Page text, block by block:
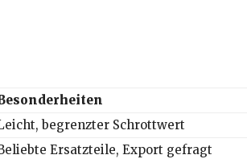
begrenzter Schrottwert
Ersatzteile, Export gefragt